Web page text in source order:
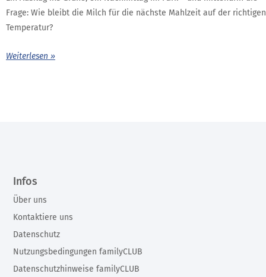
Frage: Wie bleibt die Milch für die nächste Mahlzeit auf der richtigen
Temperatur?
Weiterlesen »
Infos
Über uns
Kontaktiere uns
Datenschutz
Nutzungsbedingungen familyCLUB
Datenschutzhinweise familyCLUB